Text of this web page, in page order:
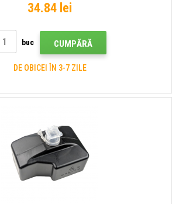
34.84 lei
buc CUMPĂRĂ
DE OBICEI ÎN 3-7 ZILE